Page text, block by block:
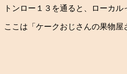
トンロー１３を通ると、ローカ
ここは「ケークおじさんの果物屋